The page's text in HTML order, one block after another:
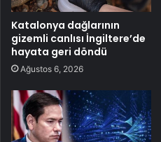
Katalonya dağlarının
gizemli canlısı İngiltere’de
hayata geri döndü
Ağustos 6, 2026